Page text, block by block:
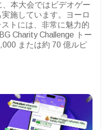
本大会ではビデオゲー
施しています。ヨーロ
トには、非常に魅力的
Charity Challenge トー
または約 70 億ルピ